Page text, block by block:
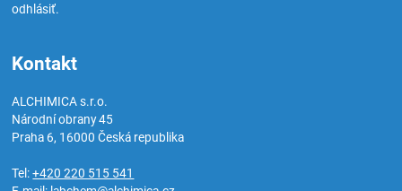
odhlásiť.
Kontakt
ALCHIMICA s.r.o.
Národní obrany 45
Praha 6, 16000Česká republika
Tel:+420 220 515 541